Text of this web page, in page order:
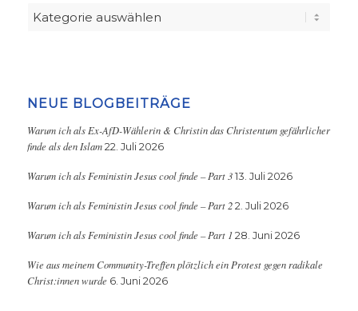
Kategorien
NEUE BLOGBEITRÄGE
Warum ich als Ex-AfD-Wählerin & Christin das Christentum gefährlicher
finde als den Islam 22. Juli 2026
Warum ich als Feministin Jesus cool finde – Part 3 13. Juli 2026
Warum ich als Feministin Jesus cool finde – Part 2 2. Juli 2026
Warum ich als Feministin Jesus cool finde – Part 1 28. Juni 2026
Wie aus meinem Community-Treffen plötzlich ein Protest gegen radikale
Christ:innen wurde 6. Juni 2026